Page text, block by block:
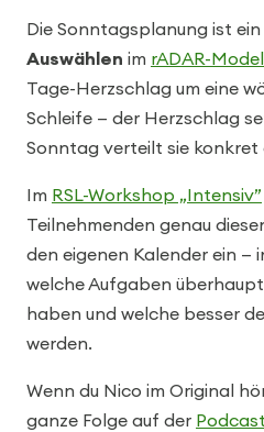
Die Sonntagsplanung ist
Auswählen im rADAR-
Tage-Herzschlag um eine
Schleife — der Herzschlag
Sonntag verteilt sie konkret
Im RSL-Workshop „Intensiv”
Teilnehmenden genau
den eigenen Kalender ein —
welche Aufgaben
haben und welche besser
werden.
Wenn du Nico im Original
ganze Folge auf der